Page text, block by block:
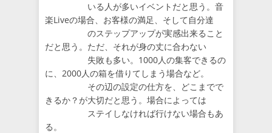
いる人が多いイベントだと思う。音
楽Liveの場合、お客様の満足、そして自分達
のステップアップが実感出来ること
だと思う。ただ、それが身の丈に合わない
失敗も多い。1000人の集客できるの
に、2000人の箱を借りてしまう場合など。
その辺の設定の仕方を、どこまでで
きるか？が大切だと思う。場合によっては
ステイしなければ行けない場合もあ
る。